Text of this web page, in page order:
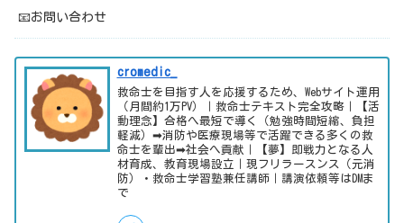
📧お問い合わせ
cromedic_
救命士を目指す人を応援するため、Webサイト運用
（月間約1万PV）｜救命士テキスト完全攻略｜【活
動理念】合格へ最短で導く（勉強時間短縮、負担
軽減）➡消防や医療現場等で活躍できる多くの救
命士を輩出➡社会へ貢献｜【夢】即戦力となる人
材育成、教育現場設立｜現フリラースンス（元消
防）・救命士学習塾兼任講師｜講演依頼等はDMま
で